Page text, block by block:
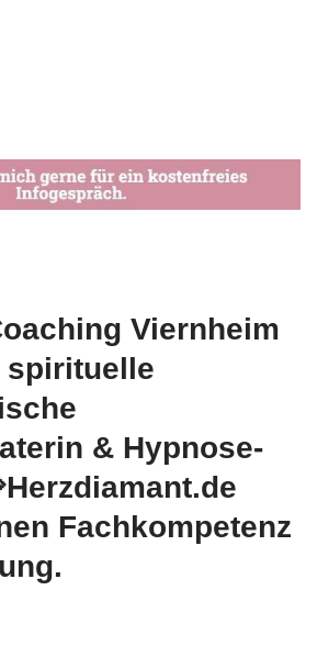
Viernheim
spirituelle
& Hypnose-
Fachkompetenz